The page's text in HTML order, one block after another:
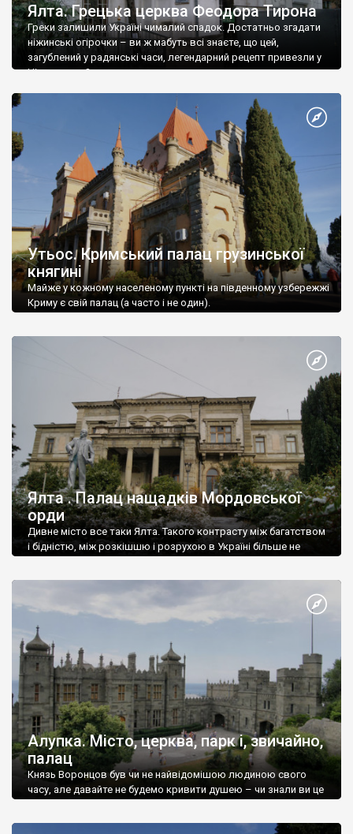
Ялта. Грецька церква Феодора Тирона
Греки залишили Україні чималий спадок. Достатньо згадати
ніжинські огірочки – ви ж мабуть всі знаєте, що цей,
загублений у радянські часи, легендарний рецепт привезли у
Ніжин греки?
Утьос. Кримський палац грузинської
княгині
Майже у кожному населеному пункті на південному узбережжі
Криму є свій палац (а часто і не один).
Ялта . Палац нащадків Мордовської
орди
Дивне місто все таки Ялта. Такого контрасту між багатством
і бідністю, між розкішшю і розрухою в Україні більше не
Алупка. Місто, церква, парк і, звичайно,
палац
Князь Воронцов був чи не найвідомішою людиною свого
часу, але давайте не будемо кривити душею – чи знали ви це